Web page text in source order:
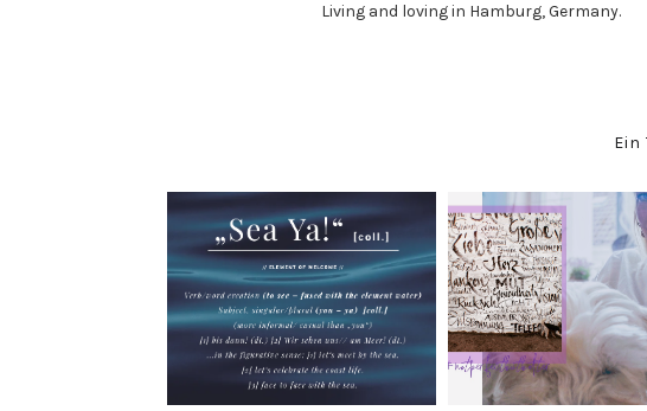
Living and loving in Hamburg, Germany.
Ein